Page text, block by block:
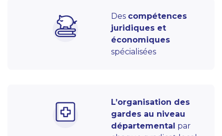
Des compétences
juridiques et
économiques
spécialisées
L’organisation des
gardes au niveau
départemental par